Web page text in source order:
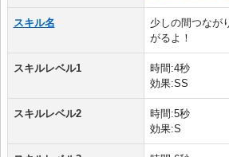
スキル名
少しの間つなが
がるよ！
スキルレベル1
時間:4秒
効果:SS
スキルレベル2
時間:5秒
効果:S